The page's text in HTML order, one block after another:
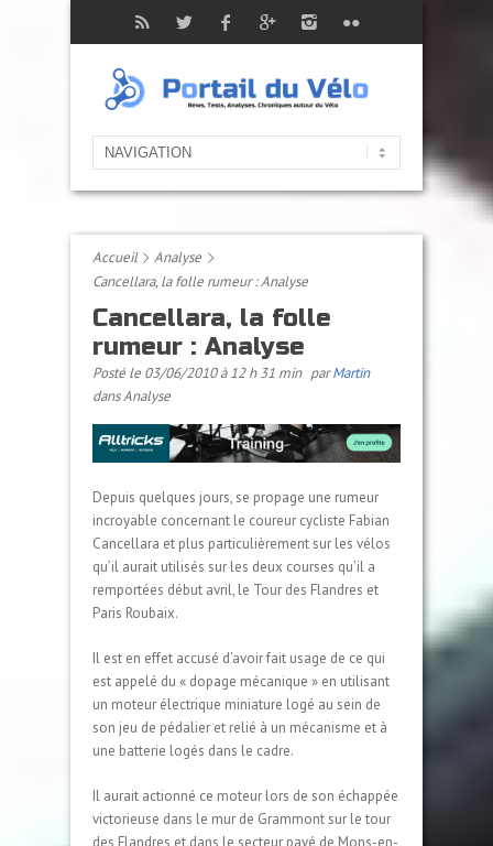
Accueil
Analyse
Cancellara, la folle rumeur : Analyse
Cancellara, la folle
rumeur : Analyse
Posté le 03/06/2010 à 12 h 31 min parMartin
dansAnalyse
Depuis quelques jours, se propage une rumeur
incroyable concernant le coureur cycliste Fabian
Cancellara et plus particulièrement sur les vélos
qu’il aurait utilisés sur les deux courses qu’il a
remportées début avril, le Tour des Flandres et
Paris Roubaix.
Il est en effet accusé d’avoir fait usage de ce qui
est appelé du « dopage mécanique » en utilisant
un moteur électrique miniature logé au sein de
son jeu de pédalier et relié à un mécanisme et à
une batterie logés dans le cadre.
Il aurait actionné ce moteur lors de son échappée
victorieuse dans le mur de Grammont sur le tour
des Flandres et dans le secteur pavé de Mons-en-